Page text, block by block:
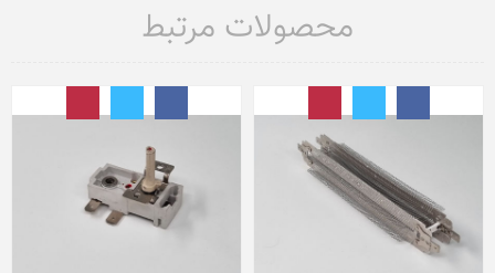
محصولات مرتبط